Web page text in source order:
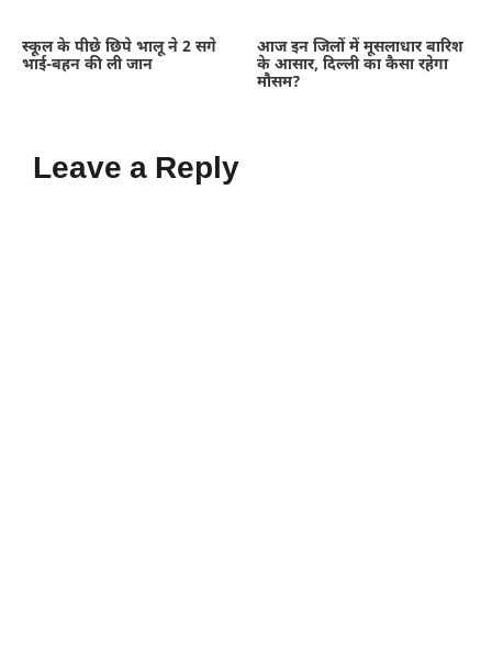
स्कूल के पीछे छिपे भालू ने 2 सगे
भाई-बहन की ली जान
आज इन जिलों में मूसलाधार बारिश
के आसार, दिल्ली का कैसा रहेगा
मौसम?
Leave a Reply